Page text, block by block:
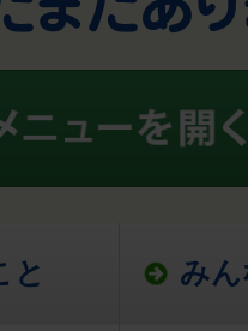
と み